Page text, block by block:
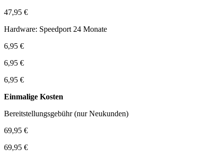
47,95 €
Hardware: Speedport 24 Monate
6,95 €
6,95 €
6,95 €
Einmalige Kosten
Bereitstellungsgebühr (nur Neukunden)
69,95 €
69,95 €